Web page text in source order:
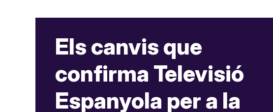
Els canvis que
confirma Televisió
Espanyola per a la